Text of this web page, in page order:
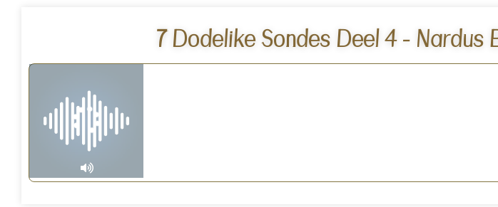
7 Dodelike Sondes Deel 4 - Nardus